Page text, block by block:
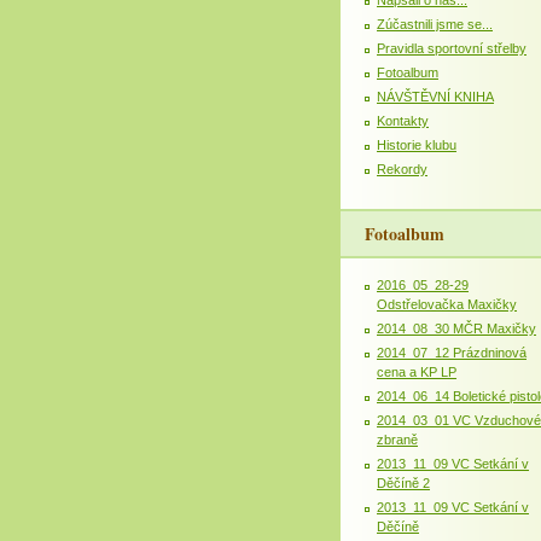
Zúčastnili jsme se...
Pravidla sportovní střelby
Fotoalbum
NÁVŠTĚVNÍ KNIHA
Kontakty
Historie klubu
Rekordy
Fotoalbum
2016_05_28-29
Odstřelovačka Maxičky
2014_08_30 MČR Maxičky
2014_07_12 Prázdninová
cena a KP LP
2014_06_14 Boletické
2014_03_01 VC Vzduchové
zbraně
2013_11_09 VC Setkání v
Děčíně 2
2013_11_09 VC Setkání v
Děčíně